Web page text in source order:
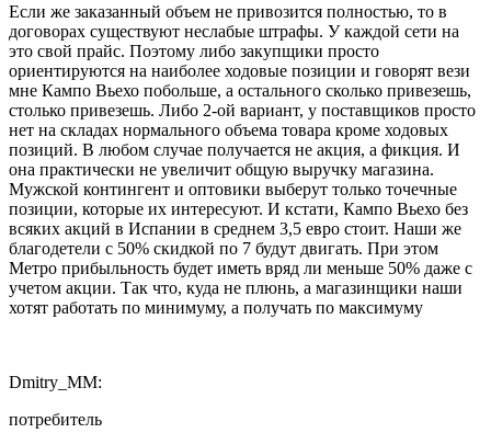
Если же заказанный объем не привозится полностью, то в
договорах существуют неслабые штрафы. У каждой сети на
это свой прайс. Поэтому либо закупщики просто
ориентируются на наиболее ходовые позиции и говорят вези
мне Кампо Вьехо побольше, а остального сколько привезешь,
столько привезешь. Либо 2-ой вариант, у поставщиков просто
нет на складах нормального объема товара кроме ходовых
позиций. В любом случае получается не акция, а фикция. И
она практически не увеличит общую выручку магазина.
Мужской контингент и оптовики выберут только точечные
позиции, которые их интересуют. И кстати, Кампо Вьехо без
всяких акций в Испании в среднем 3,5 евро стоит. Наши же
благодетели с 50% скидкой по 7 будут двигать. При этом
Метро прибыльность будет иметь вряд ли меньше 50% даже с
учетом акции. Так что, куда не плюнь, а магазинщики наши
хотят работать по минимуму, а получать по максимуму
Dmitry_MM:
потребитель